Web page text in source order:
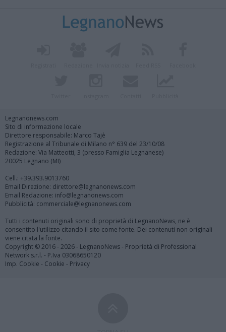
Legnanonews.com
Sito di informazione locale
Direttore responsabile: Marco Tajè
Registrazione al Tribunale di Milano n° 639 del 23/10/08
Redazione: Via Matteotti, 3 (presso Famiglia Legnanese)
20025 Legnano (MI)
Cell.: +39.393.9013760
Email Direzione: direttore@legnanonews.com
Email Redazione: info@legnanonews.com
Pubblicità: commerciale@legnanonews.com
Tutti i contenuti originali sono di proprietà di LegnanoNews, ne è
consentito l'utilizzo citando il sito come fonte. Dei contenuti non originali
viene citata la fonte.
Copyright © 2016 - 2026 - LegnanoNews - Proprietà di Professional
Network s.r.l. - P.Iva 03068650120
Imp. Cookie - Cookie - Privacy